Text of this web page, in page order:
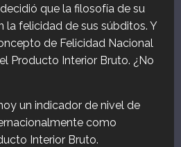
que la filosofía de su
la felicidad de sus súbditos. Y
de Felicidad Nacional
Producto Interior Bruto. ¿No
un indicador de nivel de
como
Interior Bruto.